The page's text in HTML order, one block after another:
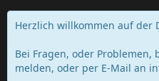
Herzlich willkommen auf der
Bei Fragen, oder Problemen,
melden, oder per E-Mail an